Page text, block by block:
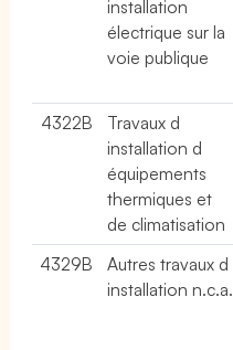
installation
électrique sur la
voie publique
4322B
Travaux d
installation d
équipements
thermiques et
de climatisation
4329B
Autres travaux d
installation n.c.a.